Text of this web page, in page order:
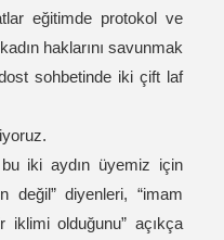
eğitimde protokol ve
haklarını savunmak
sohbetinde iki çift laf
iki aydın üyemiz için
değil” diyenleri, “imam
iklimi olduğunu” açıkça